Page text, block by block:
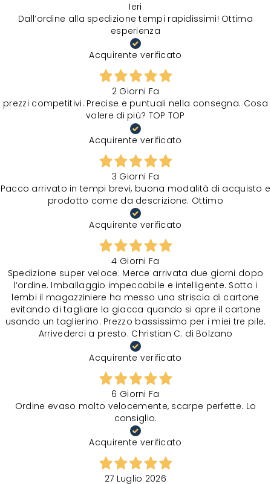
Ieri
Dall’ordine alla spedizione tempi rapidissimi! Ottima
esperienza
Acquirente verificato
2 Giorni Fa
prezzi competitivi. Precise e puntuali nella consegna. Cosa
volere di più? TOP TOP
Acquirente verificato
3 Giorni Fa
Pacco arrivato in tempi brevi, buona modalità di acquisto e
prodotto come da descrizione. Ottimo
Acquirente verificato
4 Giorni Fa
Spedizione super veloce. Merce arrivata due giorni dopo
l‘ordine. Imballaggio impeccabile e intelligente. Sotto i
lembi il magazziniere ha messo una striscia di cartone
evitando di tagliare la giacca quando si apre il cartone
usando un taglierino. Prezzo bassissimo per i miei tre pile.
Arrivederci a presto. Christian C. di Bolzano
Acquirente verificato
6 Giorni Fa
Ordine evaso molto velocemente, scarpe perfette. Lo
consiglio.
Acquirente verificato
27 Luglio 2026